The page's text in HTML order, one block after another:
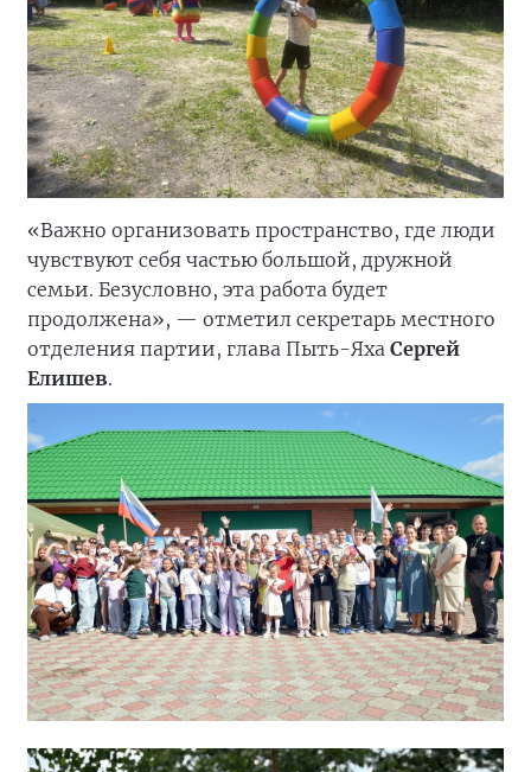
«Важно организовать пространство, где люди
чувствуют себя частью большой, дружной
семьи. Безусловно, эта работа будет
продолжена», — отметил секретарь местного
отделения партии, глава Пыть-Яха Сергей
Елишев.